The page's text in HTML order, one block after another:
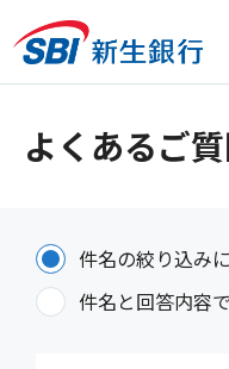
よくあるご
件名の絞り込み
件名と回答内容